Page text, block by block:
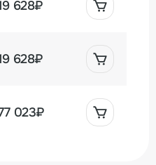
628₽
628₽
023₽